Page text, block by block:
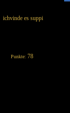
ichvinde es suppi
Punkte: 78